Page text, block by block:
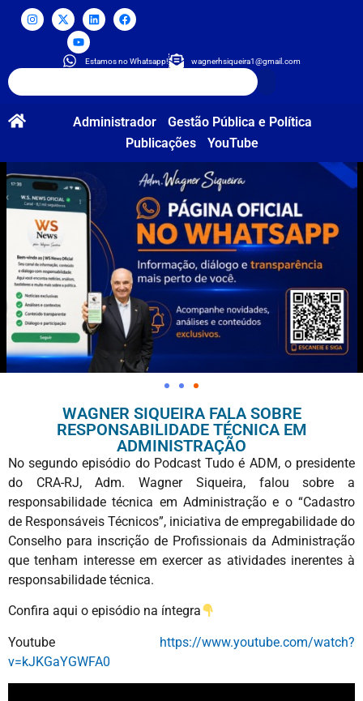
Estamos no Whatsapp! wagnerhsiqueira1@gmail.com
Administrador
Gestão Pública e Política
Publicações
YouTube
WAGNER SIQUEIRA FALA SOBRE
RESPONSABILIDADE TÉCNICA EM
ADMINISTRAÇÃO
No segundo episódio do Podcast Tudo é ADM, o presidente
do CRA-RJ, Adm. Wagner Siqueira, falou sobre a
responsabilidade técnica em Administração e o “Cadastro
de Responsáveis Técnicos”, iniciativa de empregabilidade do
Conselho para inscrição de Profissionais da Administração
que tenham interesse em exercer as atividades inerentes à
responsabilidade técnica.
Confira aqui o episódio na íntegra
Youtube https://www.youtube.com/watch?
v=kJKGaYGWFA0